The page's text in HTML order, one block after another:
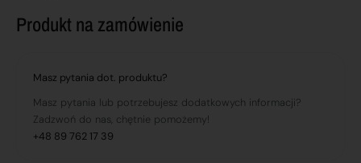
Produkt na zamówienie
Masz pytania dot. produktu?
Masz pytania lub potrzebujesz dodatkowych informacji?
Zadzwoń do nas, chętnie pomożemy!
+48 89 762 17 39